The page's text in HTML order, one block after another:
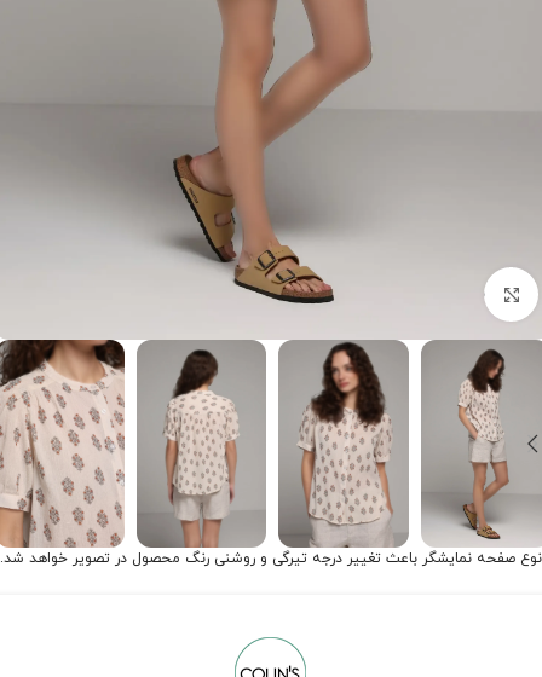
برای بزرگنمایی کلیک کنید
نوع صفحه نمایشگر باعث تغییر درجه تیرگی و روشنی رنگ محصول در تصویر خواهد شد.